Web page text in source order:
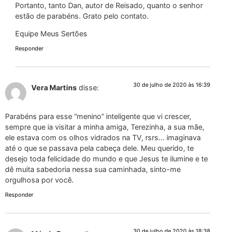
Portanto, tanto Dan, autor de Reisado, quanto o senhor
estão de parabéns. Grato pelo contato.
Equipe Meus Sertões
Responder
Vera Martins disse: 30 de julho de 2020 às 16:39
Parabéns para esse “menino” inteligente que vi crescer,
sempre que ia visitar a minha amiga, Terezinha, a sua mãe,
ele estava com os olhos vidrados na TV, rsrs… imaginava
até o que se passava pela cabeça dele. Meu querido, te
desejo toda felicidade do mundo e que Jesus te ilumine e te
dê muita sabedoria nessa sua caminhada, sinto-me
orgulhosa por você.
Responder